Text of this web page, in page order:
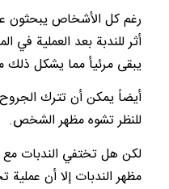
رغم كل الأشخاص يبحثون
أثر للندبة بعد العملية في
يبقى مرئيأ مما يشكل ذلك
أيضاً يمكن أن تترك الجروح
للنظر تشوه مظهر الشخص.
لكن هل تختفي الندبات
مظهر الندبات إلا أن